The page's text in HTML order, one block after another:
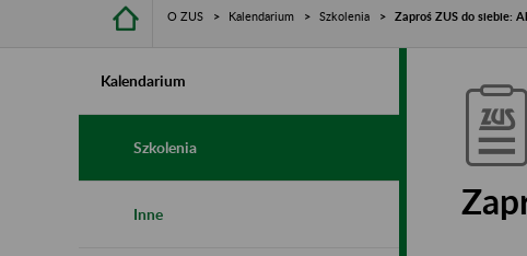
O ZUS Kalendarium Szkolenia Zaproś ZUS do siebie:
Kalendarium
Szkolenia
Inne